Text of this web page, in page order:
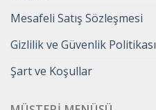
Mesafeli Satış Sözleşmesi
Gizlilik ve Güvenlik Politikası
Şart ve Koşullar